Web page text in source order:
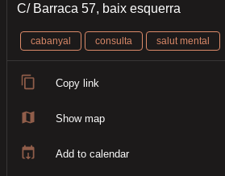
C/ Barraca 57, baix esquerra
cabanyal consulta salut mental
Copy link
Show map
Add to calendar